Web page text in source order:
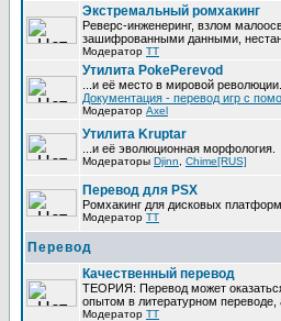
Экстремальный ромхакинг
Реверс-инженеринг, взлом
зашифрованными данными,
Модератор TT
Утилита PokePerevod
...и её место в мировой
Документация - перевод игр с
Модератор Axel
Утилита Kruptar
...и её эволюционная морфология.
Модераторы Djinn Chime[RUS]
Перевод для PSX
Ромхакинг для дисковых платформ.
Модератор TT
Перевод
Качественный перевод
ТЕОРИЯ: Перевод может
опытом в литературном
Модератор TT